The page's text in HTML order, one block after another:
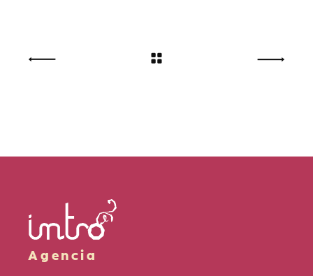
Agencia